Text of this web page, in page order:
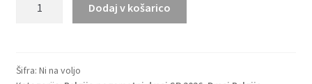
SP
Dodaj v košarico
Šifra: Ni na voljo